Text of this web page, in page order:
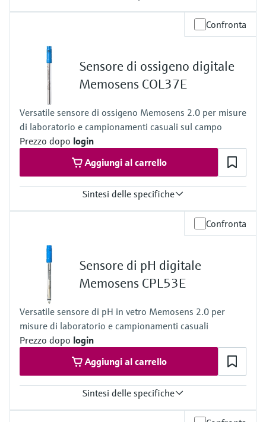
Temperatura di processo
Da 0 a 100 °C (da 32 a 212 °F)
Pressione di processo
1 bar, non destinato alla misura continua nel processo
Confronta
Sensore di ossigeno digitale
Memosens COL37E
Versatile sensore di ossigeno Memosens 2.0 per misure
di laboratorio e campionamenti casuali sul campo
Prezzo dopo login
Aggiungi al carrello
Sintesi delle specifiche
Temperatura di processo
Da -5 a +60 ˚C (da 23 a 140 ˚F)
Pressione di processo
1 bar, non destinato alla misura continua nel processo
Confronta
Sensore di pH digitale
Memosens CPL53E
Versatile sensore di pH in vetro Memosens 2.0 per
misure di laboratorio e campionamenti casuali
Prezzo dopo login
Aggiungi al carrello
Sintesi delle specifiche